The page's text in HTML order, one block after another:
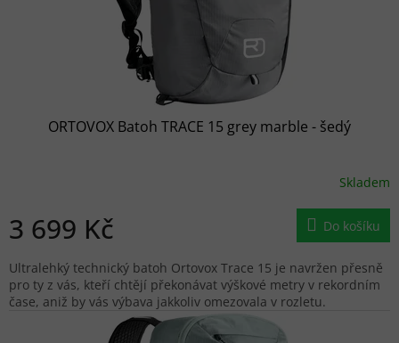
ORTOVOX Batoh TRACE 15 grey marble - šedý
Skladem
3 699 Kč Do košíku
Ultralehký technický batoh Ortovox Trace 15 je navržen přesně
pro ty z vás, kteří chtějí překonávat výškové metry v rekordním
čase, aniž by vás výbava jakkoliv omezovala v rozletu.